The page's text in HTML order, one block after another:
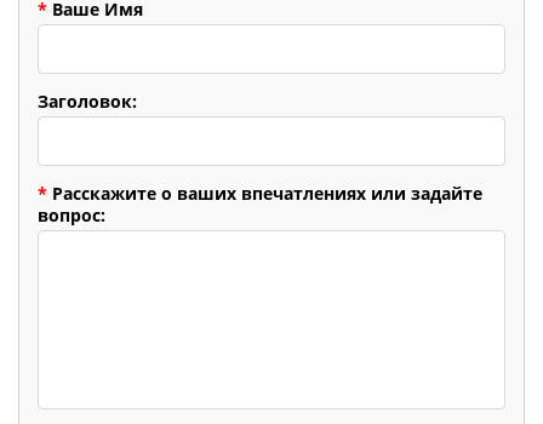
* Ваше Имя
Заголовок:
* Расскажите о ваших впечатлениях или задайте
вопрос: